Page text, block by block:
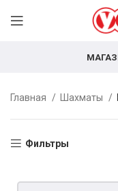
Главная Шахматы
Фильтры